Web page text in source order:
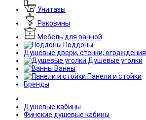
Унитазы
Раковины
Мебель для ванной
Поддоны
Душевые двери, стенки, ограждения
Душевые уголки
Ванны
Панели и стойки
Бренды
Душевые кабины
Финские душевые кабины